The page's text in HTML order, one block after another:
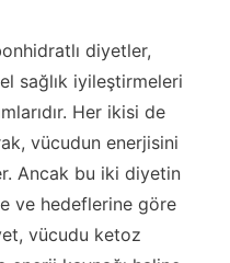
diyetler,
sağlık iyileştirmeleri
Her ikisi de
vücudun enerjisini
Ancak bu iki diyetin
ve hedeflerine göre
vücudu ketoz